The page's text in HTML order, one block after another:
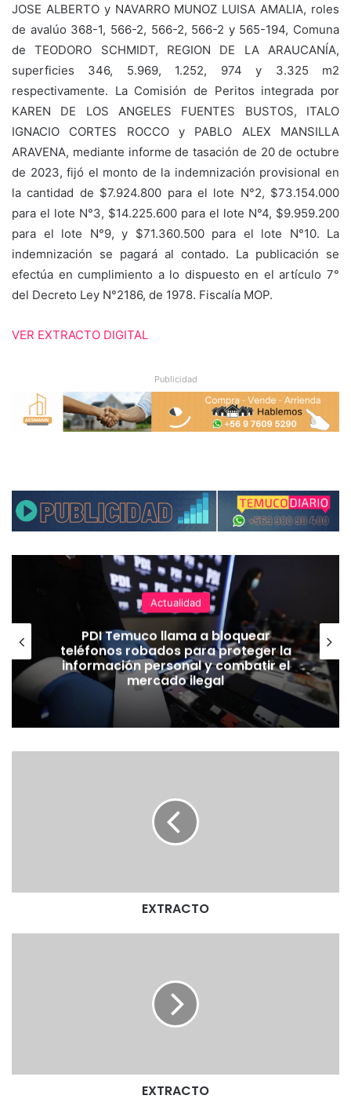
JOSE ALBERTO y NAVARRO MUNOZ LUISA AMALIA, roles
de avalúo 368-1, 566-2, 566-2, 566-2 y 565-194, Comuna
de TEODORO SCHMIDT, REGION DE LA ARAUCANÍA,
superficies 346, 5.969, 1.252, 974 y 3.325 m2
respectivamente. La Comisión de Peritos integrada por
KAREN DE LOS ANGELES FUENTES BUSTOS, ITALO
IGNACIO CORTES ROCCO y PABLO ALEX MANSILLA
ARAVENA, mediante informe de tasación de 20 de octubre
de 2023, fijó el monto de la indemnización provisional en
la cantidad de $7.924.800 para el lote N°2, $73.154.000
para el lote N°3, $14.225.600 para el lote N°4, $9.959.200
para el lote N°9, y $71.360.500 para el lote N°10. La
indemnización se pagará al contado. La publicación se
efectúa en cumplimiento a lo dispuesto en el artículo 7°
del Decreto Ley N°2186, de 1978. Fiscalía MOP.
VER EXTRACTO DIGITAL
Publicidad
Actualidad
PDI Temuco llama a bloquear
teléfonos robados para proteger la
información personal y combatir el
mercado ilegal
EXTRACTO
EXTRACTO